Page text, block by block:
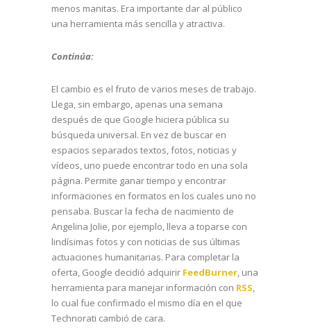
menos manitas. Era importante dar al público
una herramienta más sencilla y atractiva.
Continúa:
El cambio es el fruto de varios meses de trabajo.
Llega, sin embargo, apenas una semana
después de que Google hiciera pública su
búsqueda universal. En vez de buscar en
espacios separados textos, fotos, noticias y
vídeos, uno puede encontrar todo en una sola
página. Permite ganar tiempo y encontrar
informaciones en formatos en los cuales uno no
pensaba. Buscar la fecha de nacimiento de
Angelina Jolie, por ejemplo, lleva a toparse con
lindísimas fotos y con noticias de sus últimas
actuaciones humanitarias. Para completar la
oferta, Google decidió adquirir FeedBurner, una
herramienta para manejar información con RSS,
lo cual fue confirmado el mismo día en el que
Technorati cambió de cara.